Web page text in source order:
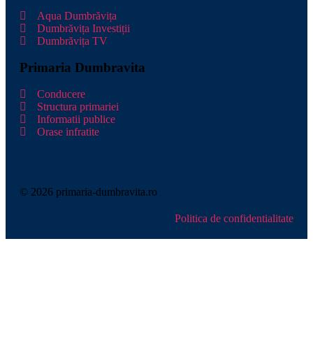
Aqua Dumbrăvița
Dumbrăvița Investiții
Dumbrăvița TV
Primaria Dumbravita
Conducere
Structura primariei
Informatii publice
Orase infratite
© 2026 primaria-dumbravita.ro
Politica de confidentialitate